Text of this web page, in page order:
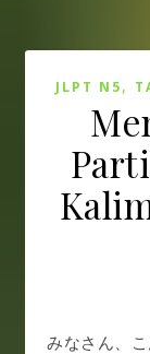
JLPT N5,
みなさん